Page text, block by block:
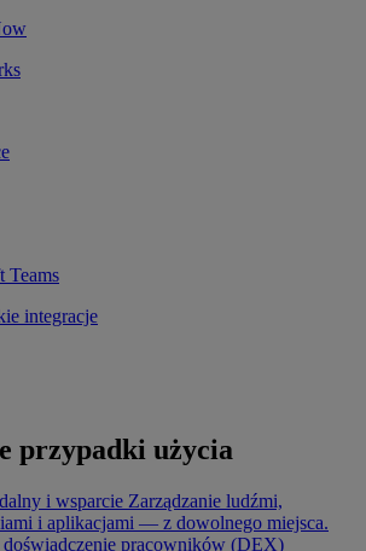
Teams
integracje
przypadki użycia
i wsparcie Zarządzanie ludźmi,
i aplikacjami — z dowolnego miejsca.
pracowników (DEX)